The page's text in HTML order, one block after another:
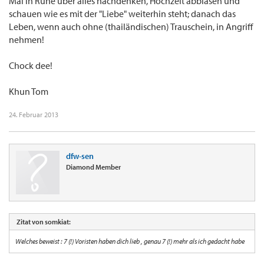
schauen wie es mit der "Liebe" weiterhin steht; danach das
Leben, wenn auch ohne (thailändischen) Trauschein, in Angriff
nehmen!
Chock dee!
Khun Tom
24. Februar 2013
dfw-sen
Diamond Member
Zitat von somkiat:
Welches beweist : 7 (!) Voristen haben dich lieb , genau 7 (!) mehr als ich gedacht habe